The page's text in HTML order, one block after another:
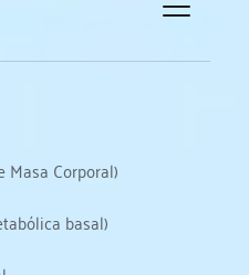
Masa Corporal)
basal)